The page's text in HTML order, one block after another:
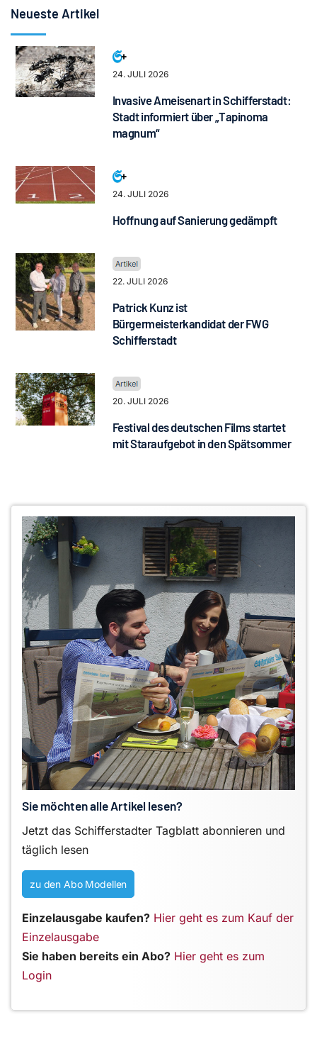
Neueste Artikel
24. JULI 2026
Invasive Ameisenart in Schifferstadt:
Stadt informiert über „Tapinoma
magnum“
24. JULI 2026
Hoffnung auf Sanierung gedämpft
22. JULI 2026
Patrick Kunz ist
Bürgermeisterkandidat der FWG
Schifferstadt
20. JULI 2026
Festival des deutschen Films startet
mit Staraufgebot in den Spätsommer
Sie möchten alle Artikel lesen?
Jetzt das Schifferstadter Tagblatt abonnieren und
täglich lesen
zu den Abo Modellen
Einzelausgabe kaufen? Hier geht es zum Kauf der
Einzelausgabe
Sie haben bereits ein Abo? Hier geht es zum
Login